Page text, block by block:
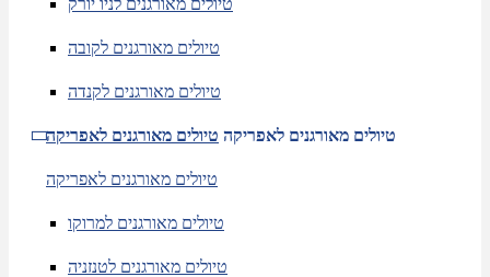
טיולים מאורגנים לניו יורק
טיולים מאורגנים לקובה
טיולים מאורגנים לקנדה
טיולים מאורגנים לאפריקה טיולים מאורגנים לאפריקה
טיולים מאורגנים לאפריקה
טיולים מאורגנים למרוקו
טיולים מאורגנים לטנזניה